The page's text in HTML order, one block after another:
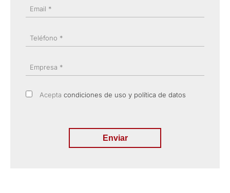
Email *
Teléfono *
Empresa *
Acepta condiciones de uso y política de datos